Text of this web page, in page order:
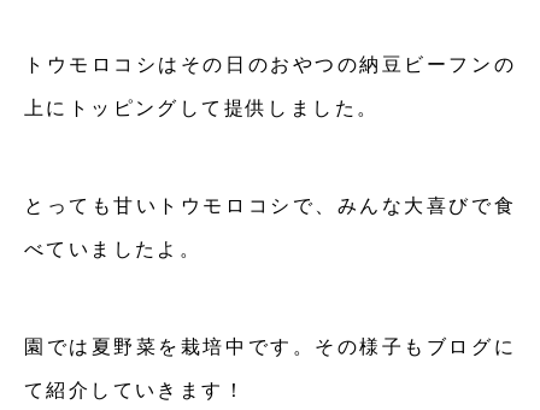
トウモロコシはその日のおやつの納豆ビーフンの
上にトッピングして提供しました。
とっても甘いトウモロコシで、みんな大喜びで食
べていましたよ。
園では夏野菜を栽培中です。その様子もブログに
て紹介していきます！